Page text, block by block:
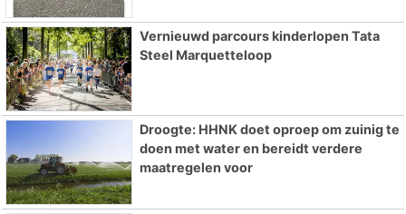
Vernieuwd parcours kinderlopen Tata
Steel Marquetteloop
Droogte: HHNK doet oproep om zuinig te
doen met water en bereidt verdere
maatregelen voor